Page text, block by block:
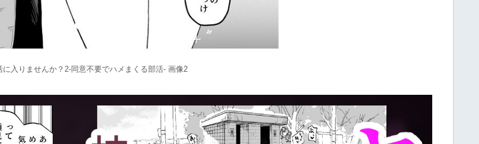
に入りませんか？2-同意不要でハメまくる部活- 画像2